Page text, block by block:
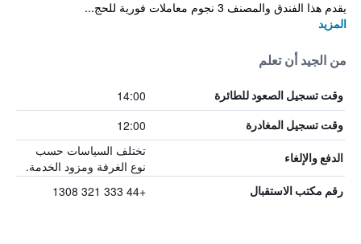
يقدم هذا الفندق والمصنف 3 نجوم معاملات فورية للحج...
المزيد
من الجيد أن تعلم
وقت تسجيل الصعود للطائرة 14:00
وقت تسجيل المغادرة 12:00
الدفع والإلغاء
تختلف السياسات حسب
نوع الغرفة ومزود الخدمة.
رقم مكتب الاستقبال +44 333 321 1308